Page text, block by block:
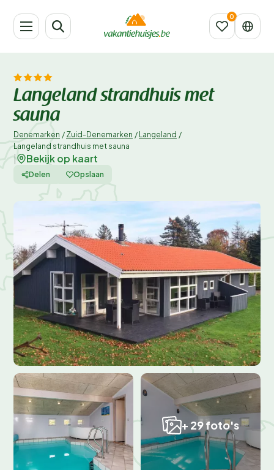
Langeland strandhuis met
sauna
Denemarken / Zuid-Denemarken / Langeland /
Langeland strandhuis met sauna
Bekijk op kaart
Delen Opslaan
+ 29 foto's